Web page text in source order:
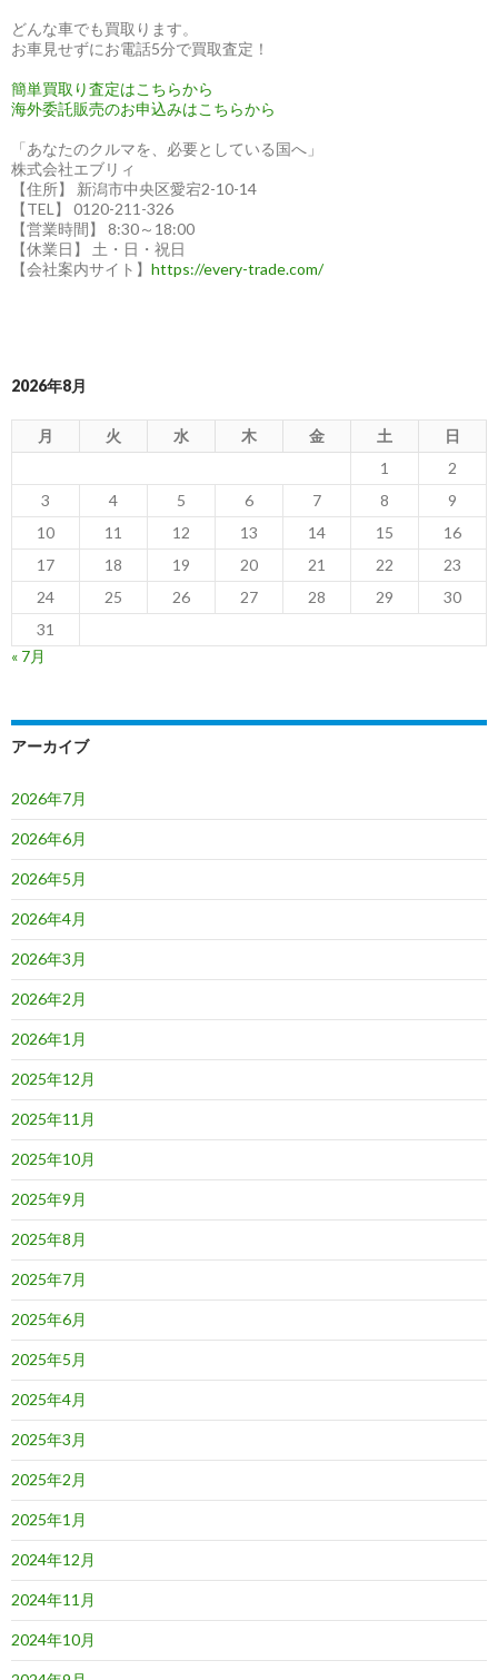
どんな車でも買取ります。
お車見せずにお電話5分で買取査定！
簡単買取り査定はこちらから
海外委託販売のお申込みはこちらから
「あなたのクルマを、必要としている国へ」
株式会社エブリィ
【住所】 新潟市中央区愛宕2-10-14
【TEL】 0120-211-326
【営業時間】 8:30～18:00
【休業日】 土・日・祝日
【会社案内サイト】 https://every-trade.com/
2026年8月
月 火 水 木 金 土
日
1
2
3
4 5 6 7 8
9
10
11 12 13 14 15
16
17
18 19 20 21 22
23
24
25 26 27 28 29
30
31
« 7月
アーカイブ
2026年7月
2026年6月
2026年5月
2026年4月
2026年3月
2026年2月
2026年1月
2025年12月
2025年11月
2025年10月
2025年9月
2025年8月
2025年7月
2025年6月
2025年5月
2025年4月
2025年3月
2025年2月
2025年1月
2024年12月
2024年11月
2024年10月